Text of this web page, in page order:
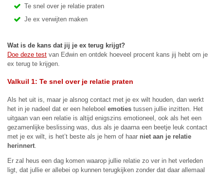
Te snel over je relatie praten
Je ex verwijten maken
Wat is de kans dat jij je ex terug krijgt?
Doe deze test van Edwin en ontdek hoeveel procent kans jij hebt om je
ex terug te krijgen.
Valkuil 1: Te snel over je relatie praten
Als het uit is, maar je alsnog contact met je ex wilt houden, dan werkt
het in je nadeel dat er een heleboel emoties tussen jullie inzitten. Het
uitgaan van een relatie is altijd enigszins emotioneel, ook als het een
gezamenlijke beslissing was, dus als je daarna een beetje leuk contact
met je ex wilt, is het’t beste als je hem of haar niet aan je relatie
herinnert.
Er zal heus een dag komen waarop jullie relatie zo ver in het verleden
ligt, dat jullie er allebei op kunnen terugkijken zonder dat daar allemaal